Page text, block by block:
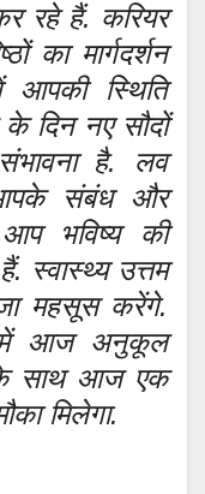
रहे हैं. करियर
का मार्गदर्शन
आपकी स्थिति
दिन नए सौदों
है. लव
संबंध और
भविष्य की
स्वास्थ्य उत्तम
महसूस करेंगे.
में आज अनुकूल
के साथ आज एक
मिलेगा.